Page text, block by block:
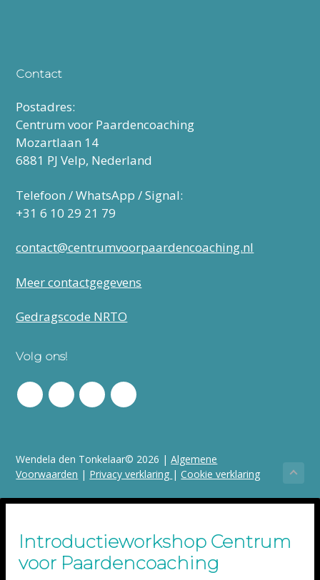
Contact
Postadres:
Centrum voor Paardencoaching
Mozartlaan 14
6881 PJ Velp, Nederland
Telefoon / WhatsApp / Signal:
‭+31 6 10 29 21 79‬
contact@centrumvoorpaardencoaching.nl
Meer contactgegevens
Gedragscode NRTO
Volg ons!
Wendela den Tonkelaar© 2026 |Algemene
Voorwaarden | Privacy verklaring |Cookie verklaring
Introductieworkshop Centrum
voor Paardencoaching